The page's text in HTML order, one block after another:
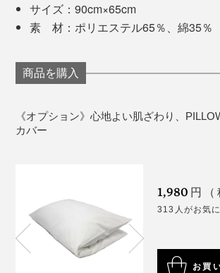
サイズ：90cm×65cm
素 材：ポリエステル65％、綿35％
商品を購入
《オプション》心地よい肌ざわり、
カバー
1,980 円（
313人がお気
お買